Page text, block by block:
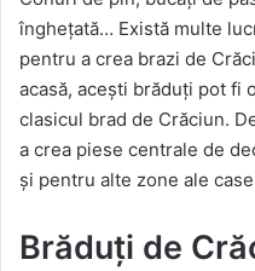
înghețată… Există multe
pentru a crea brazi de
acasă, acești brăduți pot fi
clasicul brad de Crăciun.
a crea piese centrale de
și pentru alte zone ale
Brăduți de